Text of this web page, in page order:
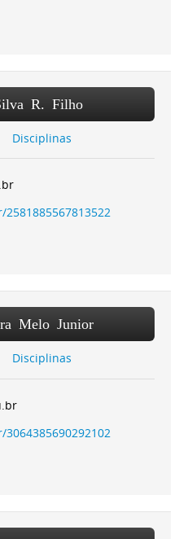
R. Filho
Disciplinas
Melo Junior
Disciplinas